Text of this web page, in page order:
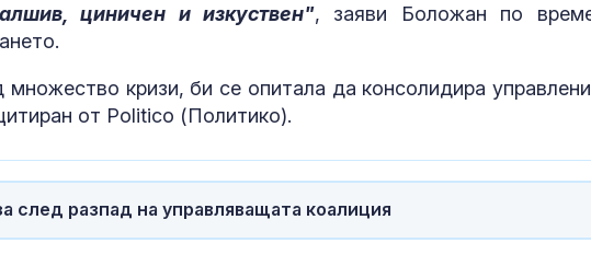
циничен и изкуствен", заяви Боложан по
кризи, би се опитала да консолидира
от Politico (Политико).
след разпад на управляващата коалиция